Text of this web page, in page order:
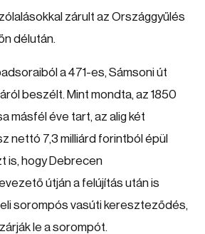
zárult az Országgyűlés
délután.
a 471-es, Sámsoni út
beszélt. Mint mondta, az 1850
másfél éve tart, az alig két
nettó 7,3 milliárd forintból épül
is, hogy Debrecen
útján a felújítás után is
sorompós vasúti kereszteződés,
le a sorompót.